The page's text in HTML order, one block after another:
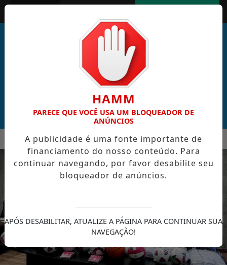
DE CABO VERDE VENCE ELEIÇÃO DO GOL MAIS BONITO DA
EM ALTA
MENU
HAMM
PARECE QUE VOCÊ USA UM BLOQUEADOR DE
ANÚNCIOS
A publicidade é uma fonte importante de
financiamento do nosso conteúdo. Para
continuar navegando, por favor desabilite seu
bloqueador de anúncios.
APÓS DESABILITAR, ATUALIZE A PÁGINA PARA CONTINUAR SUA
NAVEGAÇÃO!